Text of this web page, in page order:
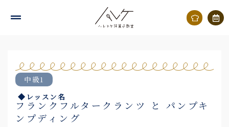
中級1
◆レッスン名
フランクフルタークランツ と パンプキ
ンプディング